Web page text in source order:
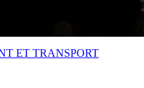
ET TRANSPORT